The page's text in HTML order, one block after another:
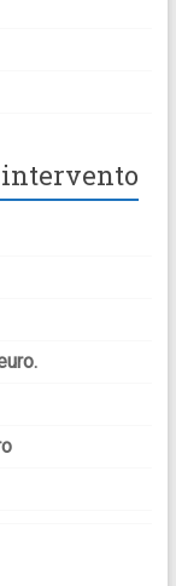
intervento